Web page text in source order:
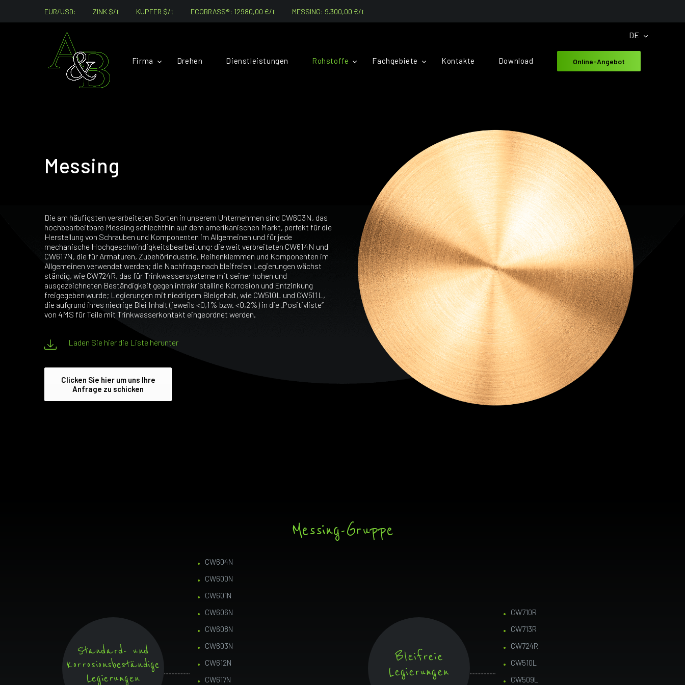
EUR/USD: ZINK $/t KUPFER $/t ECOBRASS®: 12980,00 €/t MESSING: 9.300,00 €/t
Firma Drehen Dienstleistungen Rohstoffe Fachgebiete Kontakte Download Online-Angebot
DE
Messing
Die am häufigsten verarbeiteten Sorten in unserem Unternehmen sind CW603N, das
hochbearbeitbare Messing schlechthin auf dem amerikanischen Markt, perfekt für die
Herstellung von Schrauben und Komponenten im Allgemeinen und für jede
mechanische Hochgeschwindigkeitsbearbeitung; die weit verbreiteten CW614N und
CW617N, die für Armaturen, Zubehörindustrie, Reihenklemmen und Komponenten im
Allgemeinen verwendet werden; die Nachfrage nach bleifreien Legierungen wächst
ständig, wie CW724R, das für Trinkwassersysteme mit seiner hohen und
ausgezeichneten Beständigkeit gegen intrakristalline Korrosion und Entzinkung
freigegeben wurde; Legierungen mit niedrigem Bleigehalt, wie CW510L und CW511L,
die aufgrund ihres niedrige Blei Inhalt (jeweils <0,1% bzw. <0,2%) in die „Positivliste“
von 4MS für Teile mit Trinkwasserkontakt eingeordnet werden.
Laden Sie hier die Liste herunter
Clicken Sie hier um uns Ihre
Anfrage zu schicken
Messing-Gruppe
Standard- und
korrosionsbeständige
Legierungen
CW604N
CW600N
CW601N
CW606N
CW608N
CW603N
CW612N
CW617N
Bleifreie
Legierungen
CW710R
CW713R
CW724R
CW510L
CW509L